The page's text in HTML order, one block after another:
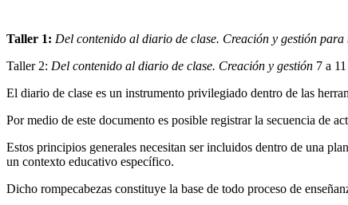
Taller 1: Del contenido al diario de clase. Creación y gestión para
Taller 2: Del contenido al diario de clase. Creación y gestión 7 a
El diario de clase es un instrumento privilegiado dentro de las
Por medio de este documento es posible registrar la secuencia de
Estos principios generales necesitan ser incluidos dentro de una
un contexto educativo específico.
Dicho rompecabezas constituye la base de todo proceso de